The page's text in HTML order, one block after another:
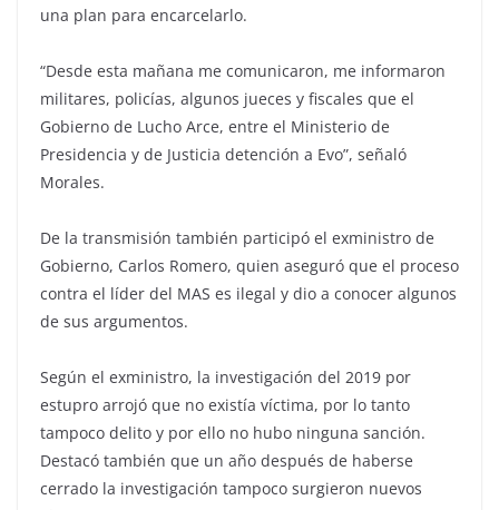
una plan para encarcelarlo.
“Desde esta mañana me comunicaron, me informaron
militares, policías, algunos jueces y fiscales que el
Gobierno de Lucho Arce, entre el Ministerio de
Presidencia y de Justicia detención a Evo”, señaló
Morales.
De la transmisión también participó el exministro de
Gobierno, Carlos Romero, quien aseguró que el proceso
contra el líder del MAS es ilegal y dio a conocer algunos
de sus argumentos.
Según el exministro, la investigación del 2019 por
estupro arrojó que no existía víctima, por lo tanto
tampoco delito y por ello no hubo ninguna sanción.
Destacó también que un año después de haberse
cerrado la investigación tampoco surgieron nuevos